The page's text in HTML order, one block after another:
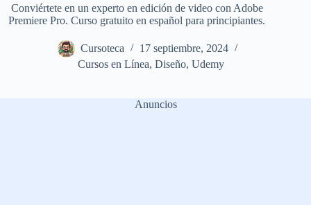
Conviértete en un experto en edición de video con Adobe
Premiere Pro. Curso gratuito en español para principiantes.
Cursoteca
17 septiembre, 2024
Cursos en Línea, Diseño, Udemy
Anuncios